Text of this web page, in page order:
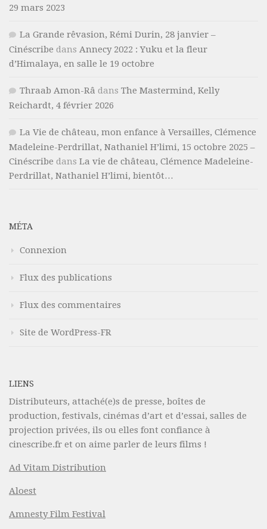
29 mars 2023
La Grande rêvasion, Rémi Durin, 28 janvier –
Cinéscribe dans Annecy 2022 : Yuku et la fleur
d’Himalaya, en salle le 19 octobre
Thraab Amon-Râ dans The Mastermind, Kelly
Reichardt, 4 février 2026
La Vie de château, mon enfance à Versailles, Clémence
Madeleine-Perdrillat, Nathaniel H’limi, 15 octobre 2025 –
Cinéscribe dans La vie de château, Clémence Madeleine-
Perdrillat, Nathaniel H’limi, bientôt…
MÉTA
Connexion
Flux des publications
Flux des commentaires
Site de WordPress-FR
LIENS
Distributeurs, attaché(e)s de presse, boîtes de
production, festivals, cinémas d’art et d’essai, salles de
projection privées, ils ou elles font confiance à
cinescribe.fr et on aime parler de leurs films !
Ad Vitam Distribution
Aloest
Amnesty Film Festival